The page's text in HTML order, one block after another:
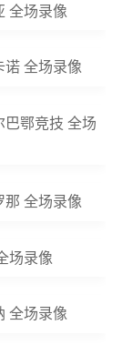
全场录像
诺 全场录像
巴鄂竞技 全场
那 全场录像
场录像
全场录像